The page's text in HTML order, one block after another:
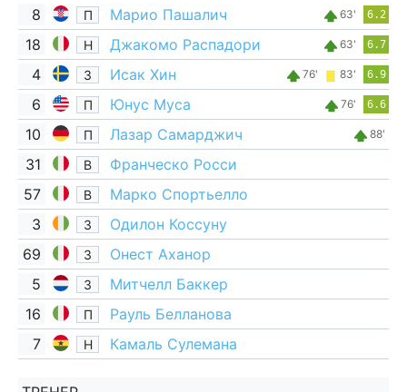
8
П Марио Пашалич 63' 6.2
18 Н Джакомо Распадори 63' 6.7
4 З Исак Хин 76' 83' 6.9
6 П Юнус Муса 76' 6.6
10 П Лазар Самарджич 88'
31 В
Франческо Росси
57
В
Марко Спортьелло
3
З
Одилон Коссуну
69
З
Онест Аханор
5
З
Митчелл Баккер
16
П
Рауль Белланова
7
Н Камаль Сулемана